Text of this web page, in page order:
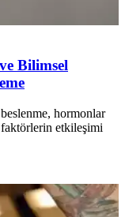
Bilimsel
hormonlar
etkileşimi